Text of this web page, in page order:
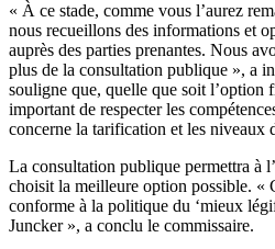
« À ce stade, comme vous l’aurez
nous recueillons des informations et
auprès des parties prenantes. Nous
plus de la consultation publique », a
souligne que, quelle que soit l’option
important de respecter les
concerne la tarification et les niveaux
La consultation publique permettra à
choisit la meilleure option possible. «
conforme à la politique du ‘mieux
Juncker », a conclu le commissaire.